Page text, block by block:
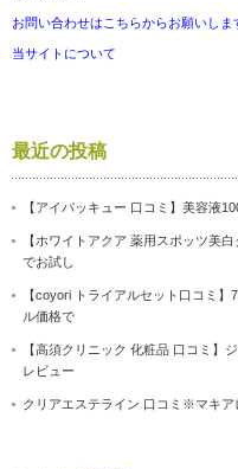
お問い合わせはこちらからお願いしま
当サイトについて
最近の投稿
【アイパッキュー 口コミ】美容液
【ホワイトアクア 薬用スポッツ美
でお試し
【coyori トライアルセット口コミ
ル価格で
【高須クリニック 化粧品 口コミ】
レビュー
クリアエステライン 口コミ※マキ